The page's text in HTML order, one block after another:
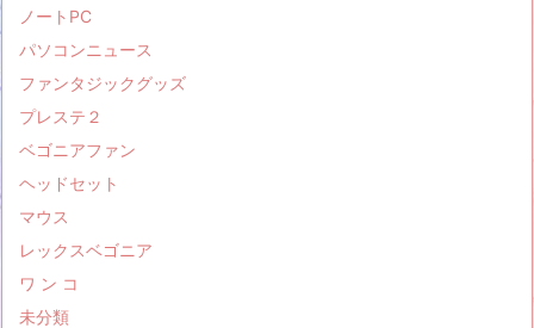
ノートPC
パソコンニュース
ファンタジックグッズ
プレステ２
ベゴニアファン
ヘッドセット
マウス
レックスベゴニア
ワ ン コ
未分類